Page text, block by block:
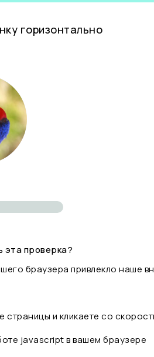
горизонтально
эта проверка?
браузера привлекло наше
страницы и кликаете со
javascript в вашем браузере